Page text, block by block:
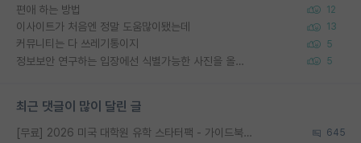
편애 하는 방법 12
이사이트가 처음엔 정말 도움많이됐는데 13
커뮤니티는 다 쓰레기통이지 5
정보보안 연구하는 입장에선 식별가능한 사진을 올리는건 비추이긴함 5
최근 댓글이 많이 달린 글
[무료] 2026 미국 대학원 유학 스타터팩 - 가이드북 & 합격자 컨택메일 템플릿 645